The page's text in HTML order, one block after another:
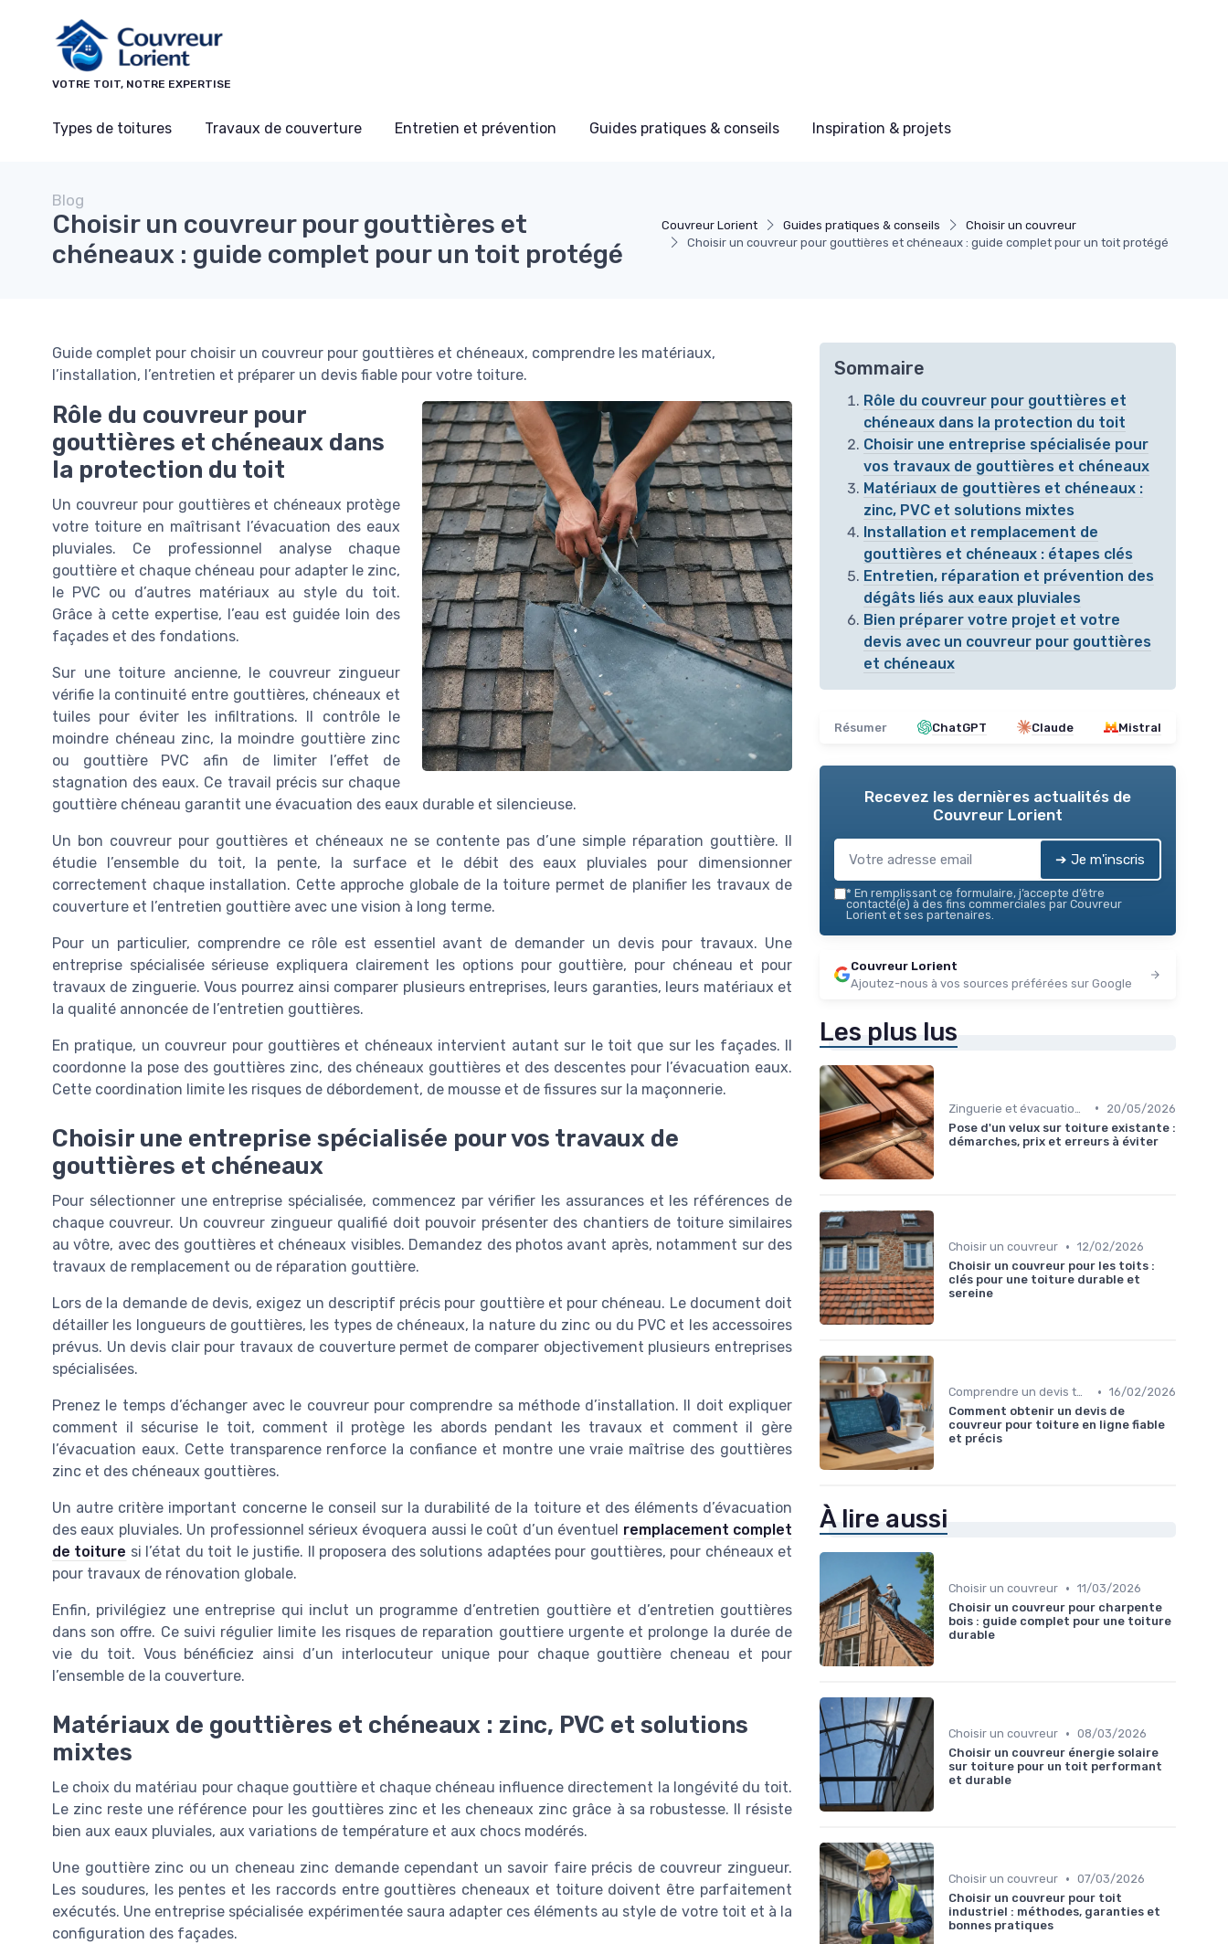
VOTRE TOIT, NOTRE EXPERTISE
Types de toitures Travaux de couverture Entretien et prévention Guides pratiques & conseils Inspiration & projets
Couvreur Lorient Guides pratiques & conseils
Choisir un couvreur
Choisir un couvreur pour gouttières et chéneaux : guide complet pour un toit protégé
Blog
Choisir un couvreur pour gouttières et
chéneaux : guide complet pour un toit protégé
Guide complet pour choisir un couvreur pour gouttières et chéneaux, comprendre les matériaux,
l’installation, l’entretien et préparer un devis fiable pour votre toiture.
Rôle du couvreur pour
gouttières et chéneaux dans
la protection du toit
Un couvreur pour gouttières et chéneaux protège
votre toiture en maîtrisant l’évacuation des eaux
pluviales. Ce professionnel analyse chaque
gouttière et chaque chéneau pour adapter le zinc,
le PVC ou d’autres matériaux au style du toit.
Grâce à cette expertise, l’eau est guidée loin des
façades et des fondations.
Sur une toiture ancienne, le couvreur zingueur
vérifie la continuité entre gouttières, chéneaux et
tuiles pour éviter les infiltrations. Il contrôle le
moindre chéneau zinc, la moindre gouttière zinc
ou gouttière PVC afin de limiter l’effet de
stagnation des eaux. Ce travail précis sur chaque
gouttière chéneau garantit une évacuation des eaux durable et silencieuse.
Un bon couvreur pour gouttières et chéneaux ne se contente pas d’une simple réparation gouttière. Il
étudie l’ensemble du toit, la pente, la surface et le débit des eaux pluviales pour dimensionner
correctement chaque installation. Cette approche globale de la toiture permet de planifier les travaux de
couverture et l’entretien gouttière avec une vision à long terme.
Pour un particulier, comprendre ce rôle est essentiel avant de demander un devis pour travaux. Une
entreprise spécialisée sérieuse expliquera clairement les options pour gouttière, pour chéneau et pour
travaux de zinguerie. Vous pourrez ainsi comparer plusieurs entreprises, leurs garanties, leurs matériaux et
la qualité annoncée de l’entretien gouttières.
En pratique, un couvreur pour gouttières et chéneaux intervient autant sur le toit que sur les façades. Il
coordonne la pose des gouttières zinc, des chéneaux gouttières et des descentes pour l’évacuation eaux.
Cette coordination limite les risques de débordement, de mousse et de fissures sur la maçonnerie.
Choisir une entreprise spécialisée pour vos travaux de
gouttières et chéneaux
Pour sélectionner une entreprise spécialisée, commencez par vérifier les assurances et les références de
chaque couvreur. Un couvreur zingueur qualifié doit pouvoir présenter des chantiers de toiture similaires
au vôtre, avec des gouttières et chéneaux visibles. Demandez des photos avant après, notamment sur des
travaux de remplacement ou de réparation gouttière.
Lors de la demande de devis, exigez un descriptif précis pour gouttière et pour chéneau. Le document doit
détailler les longueurs de gouttières, les types de chéneaux, la nature du zinc ou du PVC et les accessoires
prévus. Un devis clair pour travaux de couverture permet de comparer objectivement plusieurs entreprises
spécialisées.
Prenez le temps d’échanger avec le couvreur pour comprendre sa méthode d’installation. Il doit expliquer
comment il sécurise le toit, comment il protège les abords pendant les travaux et comment il gère
l’évacuation eaux. Cette transparence renforce la confiance et montre une vraie maîtrise des gouttières
zinc et des chéneaux gouttières.
Un autre critère important concerne le conseil sur la durabilité de la toiture et des éléments d’évacuation
des eaux pluviales. Un professionnel sérieux évoquera aussi le coût d’un éventuel remplacement complet
de toiture si l’état du toit le justifie. Il proposera des solutions adaptées pour gouttières, pour chéneaux et
pour travaux de rénovation globale.
Enfin, privilégiez une entreprise qui inclut un programme d’entretien gouttière et d’entretien gouttières
dans son offre. Ce suivi régulier limite les risques de reparation gouttiere urgente et prolonge la durée de
vie du toit. Vous bénéficiez ainsi d’un interlocuteur unique pour chaque gouttière cheneau et pour
l’ensemble de la couverture.
Matériaux de gouttières et chéneaux : zinc, PVC et solutions
mixtes
Le choix du matériau pour chaque gouttière et chaque chéneau influence directement la longévité du toit.
Le zinc reste une référence pour les gouttières zinc et les cheneaux zinc grâce à sa robustesse. Il résiste
bien aux eaux pluviales, aux variations de température et aux chocs modérés.
Une gouttière zinc ou un cheneau zinc demande cependant un savoir faire précis de couvreur zingueur.
Les soudures, les pentes et les raccords entre gouttières cheneaux et toiture doivent être parfaitement
exécutés. Une entreprise spécialisée expérimentée saura adapter ces éléments au style de votre toit et à la
configuration des façades.
Sommaire
Rôle du couvreur pour gouttières et
chéneaux dans la protection du toit
Choisir une entreprise spécialisée pour
vos travaux de gouttières et chéneaux
Matériaux de gouttières et chéneaux :
zinc, PVC et solutions mixtes
Installation et remplacement de
gouttières et chéneaux : étapes clés
Entretien, réparation et prévention des
dégâts liés aux eaux pluviales
Bien préparer votre projet et votre
devis avec un couvreur pour gouttières
et chéneaux
Résumer ChatGPT Claude Mistral
Recevez les dernières actualités de
Couvreur Lorient
➔ Je m'inscris
* En remplissant ce formulaire, j’accepte d’être
contacté(e) à des fins commerciales par Couvreur
Lorient et ses partenaires.
Couvreur Lorient
Ajoutez-nous à vos sources préférées sur Google
Les plus lus
•
20/05/2026
Pose d'un velux sur toiture existante :
démarches, prix et erreurs à éviter
Choisir un couvreur • 12/02/2026
Choisir un couvreur pour les toits :
clés pour une toiture durable et
sereine
Comprendre un devis toiture • 16/02/2026
Comment obtenir un devis de
couvreur pour toiture en ligne fiable
et précis
À lire aussi
Choisir un couvreur • 11/03/2026
Choisir un couvreur pour charpente
bois : guide complet pour une toiture
durable
Choisir un couvreur • 08/03/2026
Choisir un couvreur énergie solaire
sur toiture pour un toit performant
et durable
Choisir un couvreur • 07/03/2026
Choisir un couvreur pour toit
industriel : méthodes, garanties et
bonnes pratiques